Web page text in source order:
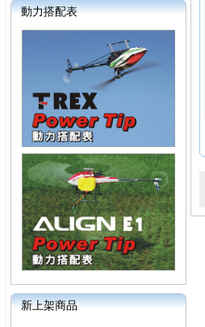
動力搭配表
新上架商品